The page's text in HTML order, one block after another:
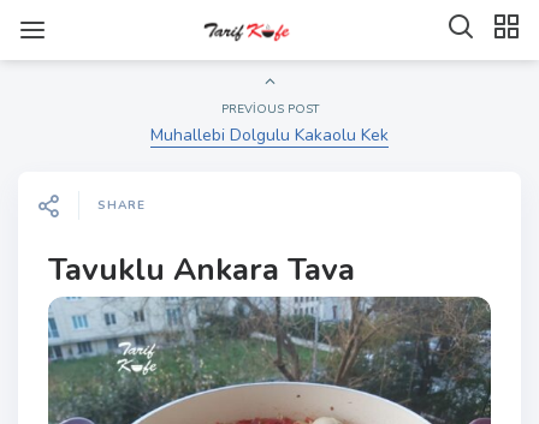
PREVIOUS POST
Muhallebi Dolgulu Kakaolu Kek
SHARE
Tavuklu Ankara Tava